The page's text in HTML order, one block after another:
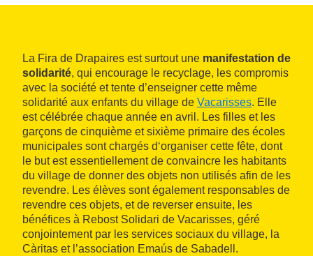
La Fira de Drapaires est surtout une manifestation de
solidarité, qui encourage le recyclage, les compromis
avec la société et tente d’enseigner cette même
solidarité aux enfants du village de Vacarisses. Elle
est célébrée chaque année en avril. Les filles et les
garçons de cinquième et sixième primaire des écoles
municipales sont chargés d‘organiser cette fête, dont
le but est essentiellement de convaincre les habitants
du village de donner des objets non utilisés afin de les
revendre. Les élèves sont également responsables de
revendre ces objets, et de reverser ensuite, les
bénéfices à Rebost Solidari de Vacarisses, géré
conjointement par les services sociaux du village, la
Càritas et l’association Emaús de Sabadell.